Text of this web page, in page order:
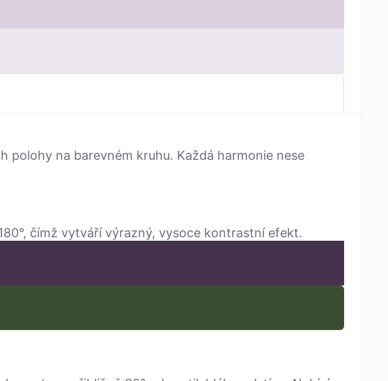
polohy na barevném kruhu. Každá harmonie nese
čímž vytváří výrazný, vysoce kontrastní efekt.